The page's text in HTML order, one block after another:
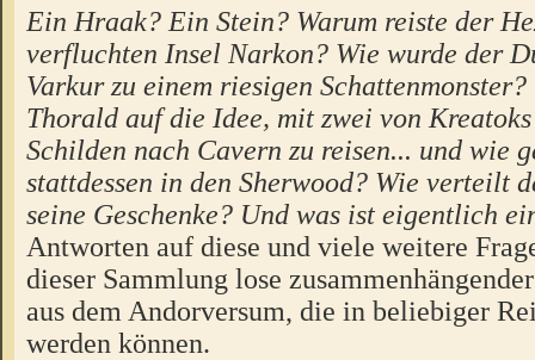
Ein Hraak? Ein Stein? Warum reiste der
verfluchten Insel Narkon? Wie wurde der
Varkur zu einem riesigen
Thorald auf die Idee, mit zwei von
Schilden nach Cavern zu reisen... und wie
stattdessen in den Sherwood? Wie verteilt
seine Geschenke? Und was ist eigentlich
Antworten auf diese und viele weitere
dieser Sammlung lose
aus dem Andorversum, die in beliebiger
werden können.